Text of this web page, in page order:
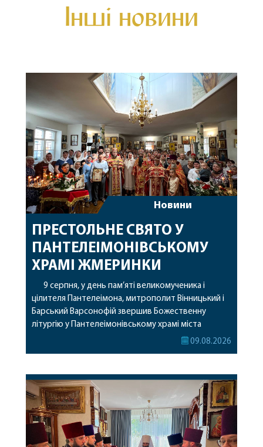
Інші новини
Новини
ПРЕСТОЛЬНЕ СВЯТО У
ПАНТЕЛЕІМОНІВСЬКОМУ
ХРАМІ ЖМЕРИНКИ
9 серпня, у день пам’яті великомученика і
цілителя Пантелеімона, митрополит Вінницький і
Барський Варсонофій звершив Божественну
літургію у Пантелеімонівському храмі міста
Жмеринки. Перед початком богослужіння
часткою її святих мощей. Митрополиту
Варсонофію співслужили секретар єпархії
архімандрит Єнох (Торак), благочинний
Жмеринського округу протоієрей Ярослав
Коромчевський, клірики […]
09.08.2026